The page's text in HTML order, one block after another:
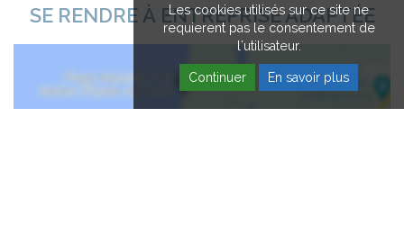
SE RENDRE À ENTREPRISE ADAPTÉE
Les cookies utilisés sur ce site ne
requierent pas le consentement de
l'utilisateur.
Continuer En savoir plus